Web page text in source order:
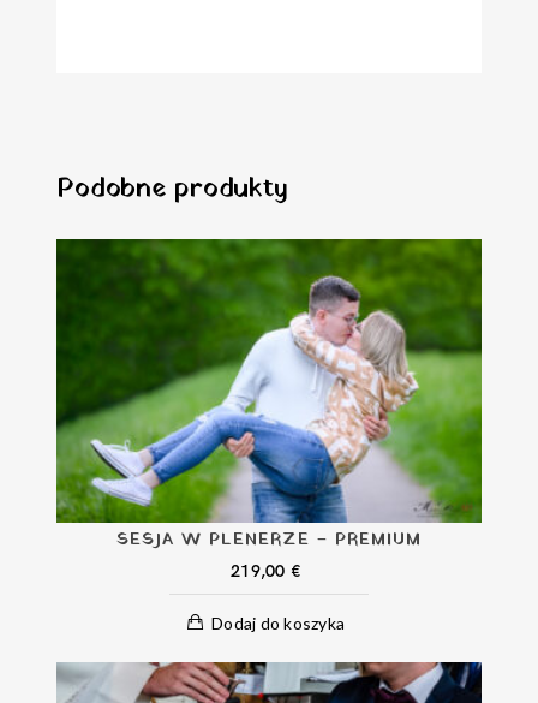
Podobne produkty
SESJA W PLENERZE – PREMIUM
219,00 €
Dodaj do koszyka